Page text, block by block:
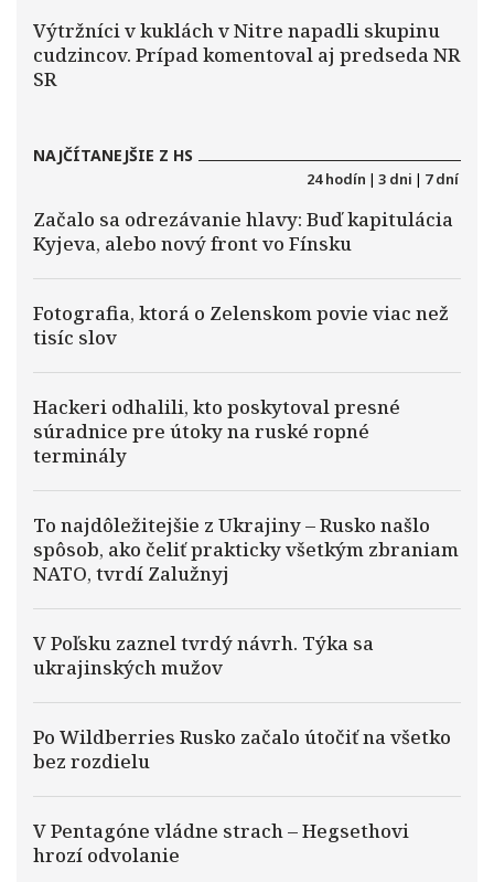
Výtržníci v kuklách v Nitre napadli skupinu
cudzincov. Prípad komentoval aj predseda NR
SR
NAJČÍTANEJŠIE Z HS
24 hodín | 3 dni | 7 dní
Začalo sa odrezávanie hlavy: Buď kapitulácia
Kyjeva, alebo nový front vo Fínsku
Fotografia, ktorá o Zelenskom povie viac než
tisíc slov
Hackeri odhalili, kto poskytoval presné
súradnice pre útoky na ruské ropné
terminály
To najdôležitejšie z Ukrajiny – Rusko našlo
spôsob, ako čeliť prakticky všetkým zbraniam
NATO, tvrdí Zalužnyj
V Poľsku zaznel tvrdý návrh. Týka sa
ukrajinských mužov
Po Wildberries Rusko začalo útočiť na všetko
bez rozdielu
V Pentagóne vládne strach – Hegsethovi
hrozí odvolanie